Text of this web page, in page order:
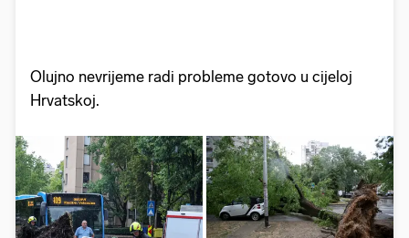
Olujno nevrijeme radi probleme gotovo u cijeloj
Hrvatskoj.